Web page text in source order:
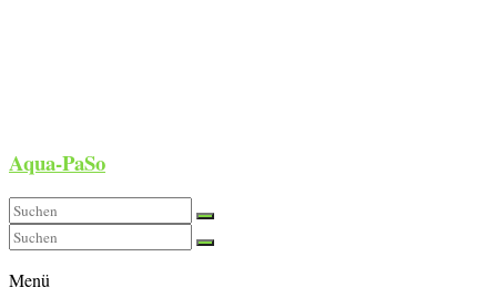
Aqua-PaSo
Menü